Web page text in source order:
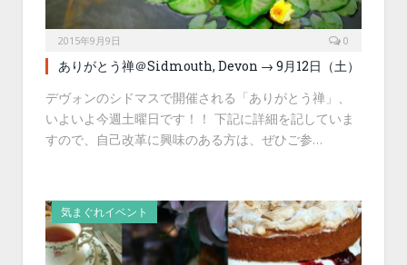
2015年9月9日 0
ありがとう禅＠Sidmouth, Devon → 9月12日（土）
デヴォンのシドマスで開催される「ありがとう禅」、
いよいよ今週土曜日です！！ 下記に詳細を記していま
すので、自己改革に興味のある方は、ぜひご参…
気まぐれイベント